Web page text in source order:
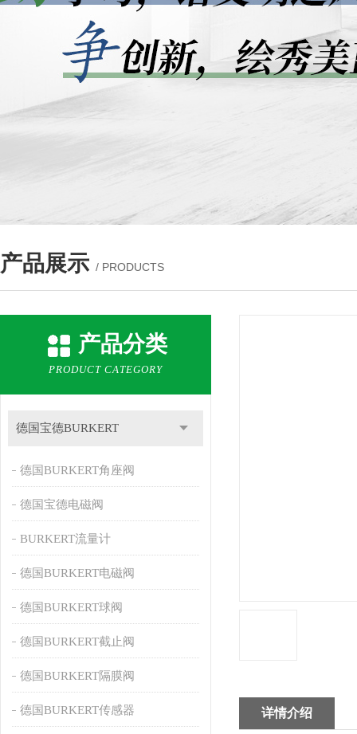
产品展示 / PRODUCTS
产品分类
PRODUCT CATEGORY
德国宝德BURKERT
德国BURKERT角座阀
德国宝德电磁阀
BURKERT流量计
德国BURKERT电磁阀
德国BURKERT球阀
德国BURKERT截止阀
德国BURKERT隔膜阀
德国BURKERT传感器 详情介绍